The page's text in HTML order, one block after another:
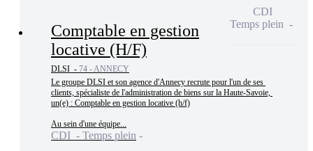
Comptable en gestion
locative (H/F)
DLSI - 74 - ANNECY
Le groupe DLSI et son agence d'Annecy recrute pour l'un de ses
clients, spécialiste de l'administration de biens sur la Haute-Savoie,
un(e) : Comptable en gestion locative (h/f)
Au sein d'une équipe...
CDI - Temps plein
CDI
Temps plein